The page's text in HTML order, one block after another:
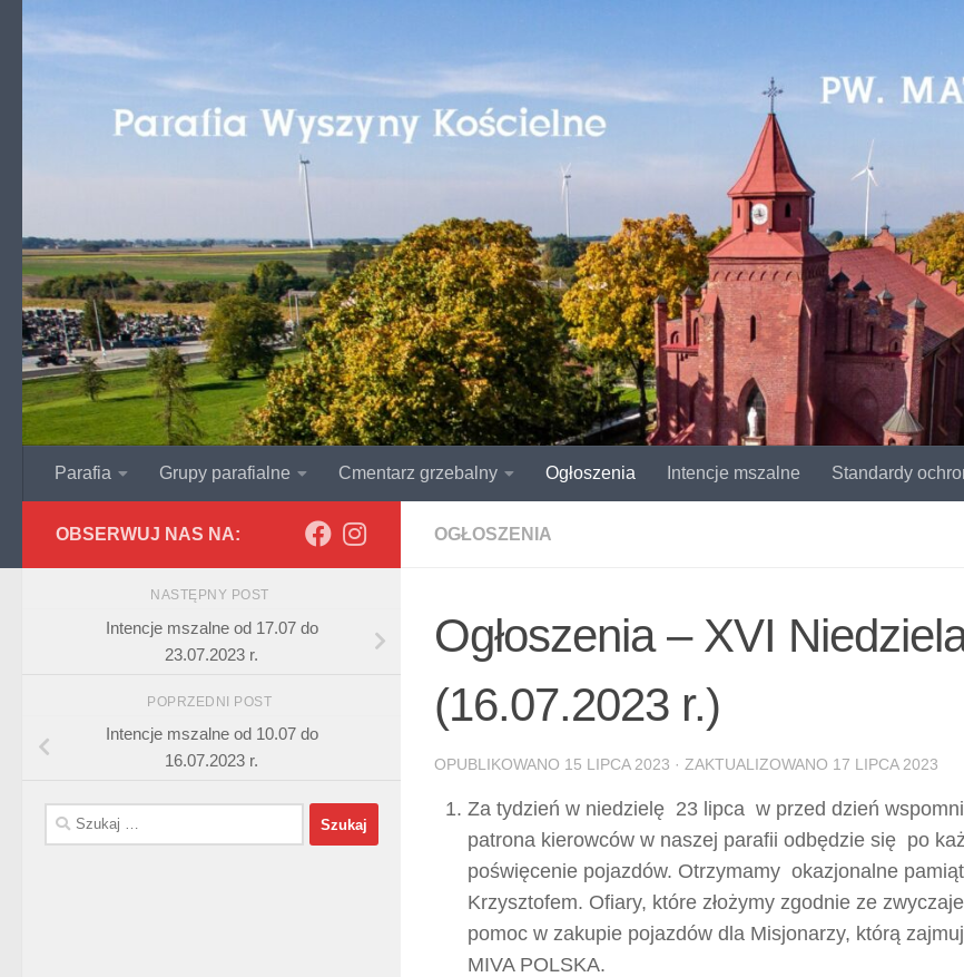
Przejdź do treści
Parafia Grupy parafialne Cmentarz grzebalny Ogłoszenia Intencje mszalne Standardy
OGŁOSZENIA
Ogłoszenia – XVI
(16.07.2023 r.)
OPUBLIKOWANO 15 LIPCA 2023 · ZAKTUALIZOWANO 17 LIPCA 2023
Za tydzień w niedzielę 23 lipca w przed dzień
patrona kierowców w naszej parafii odbędzie się po
poświęcenie pojazdów. Otrzymamy okazjonalne
Krzysztofem. Ofiary, które złożymy zgodnie ze
pomoc w zakupie pojazdów dla Misjonarzy, którą
MIVA POLSKA.
OBSERWUJ NAS NA:
NASTĘPNY POST
Intencje mszalne od 17.07 do
23.07.2023 r.
POPRZEDNI POST
Intencje mszalne od 10.07 do
16.07.2023 r.
Szukaj: